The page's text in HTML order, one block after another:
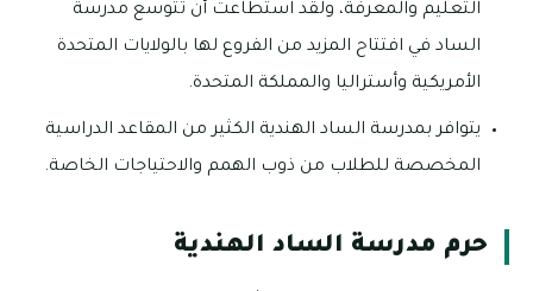
التعليم والمعرفة، ولقد استطاعت أن تتوسع مدرسة
الساد في افتتاح المزيد من الفروع لها بالولايات المتحدة
الأمريكية وأستراليا والمملكة المتحدة.
يتوافر بمدرسة الساد الهندية الكثير من المقاعد الدراسية
المخصصة للطلاب من ذوب الهمم والاحتياجات الخاصة.
حرم مدرسة الساد الهندية